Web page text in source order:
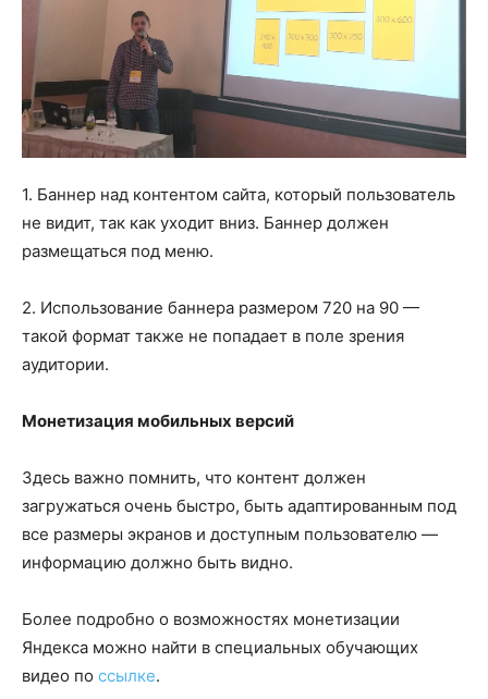
1. Баннер над контентом сайта, который пользователь
не видит, так как уходит вниз. Баннер должен
размещаться под меню.
2. Использование баннера размером 720 на 90 —
такой формат также не попадает в поле зрения
аудитории.
Монетизация мобильных версий
Здесь важно помнить, что контент должен
загружаться очень быстро, быть адаптированным под
все размеры экранов и доступным пользователю —
информацию должно быть видно.
Более подробно о возможностях монетизации
Яндекса можно найти в специальных обучающих
видео по ссылке.